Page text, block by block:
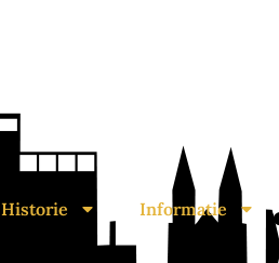
Historie Informatie